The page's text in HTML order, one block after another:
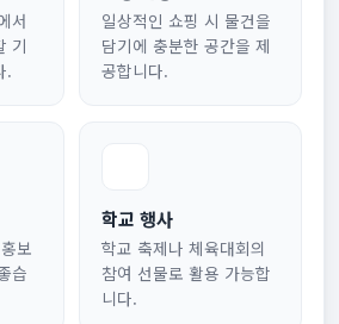
서
기
.
일상적인 쇼핑 시 물건을
담기에 충분한 공간을 제
공합니다.
보
습
학교 행사
학교 축제나 체육대회의
참여 선물로 활용 가능합
니다.